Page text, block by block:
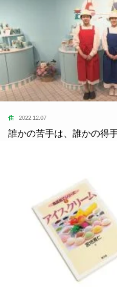
住 2022.12.07
誰かの苦手は、誰かの得手